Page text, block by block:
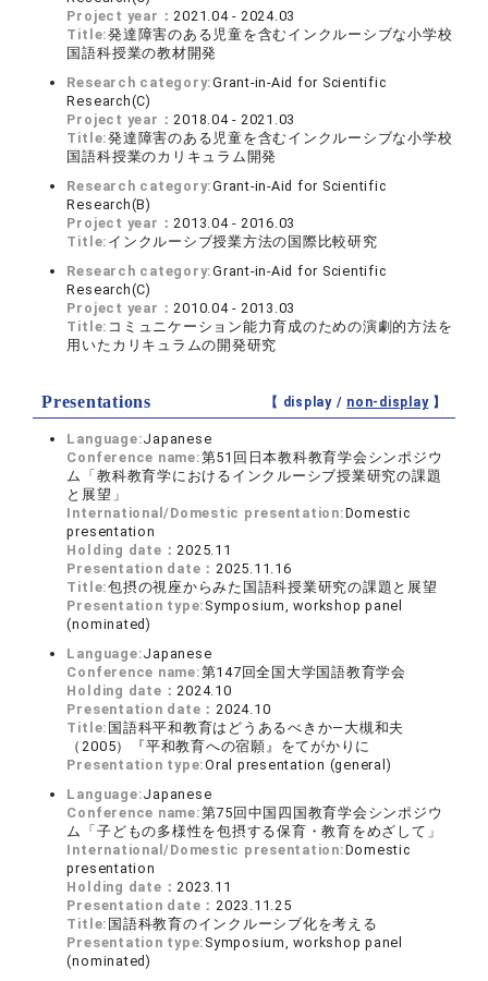
Project year：2021.04 - 2024.03
Title:発達障害のある児童を含むインクルーシブな小学校
国語科授業の教材開発
Research category:Grant-in-Aid for Scientific
Research(C)
Project year：2018.04 - 2021.03
Title:発達障害のある児童を含むインクルーシブな小学校
国語科授業のカリキュラム開発
Research category:Grant-in-Aid for Scientific
Research(B)
Project year：2013.04 - 2016.03
Title: インクルーシブ授業方法の国際比較研究
Research category:Grant-in-Aid for Scientific
Research(C)
Project year：2010.04 - 2013.03
Title: コミュニケーション能力育成のための演劇的方法を
用いたカリキュラムの開発研究
Presentations 【 display / non-display】
Language:Japanese
Conference name:第51回日本教科教育学会シンポジウ
ム「教科教育学におけるインクルーシブ授業研究の課題
と展望」
International/Domestic presentation:Domestic
presentation
Holding date：2025.11
Presentation date：2025.11.16
Title:包摂の視座からみた国語科授業研究の課題と展望
Presentation type: Symposium, workshop panel
(nominated)
Language:Japanese
Conference name:第147回全国大学国語教育学会
Holding date：2024.10
Presentation date：2024.10
Title: 国語科平和教育はどうあるべきか―大槻和夫
（2005）『平和教育への宿願』をてがかりに
Presentation type:Oral presentation (general)
Language:Japanese
Conference name:第75回中国四国教育学会シンポジウ
ム「子どもの多様性を包摂する保育・教育をめざして」
International/Domestic presentation:Domestic
presentation
Holding date：2023.11
Presentation date：2023.11.25
Title: 国語科教育のインクルーシブ化を考える
Presentation type: Symposium, workshop panel
(nominated)